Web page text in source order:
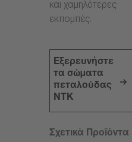
και χαμηλότερες
εκπομπές.
Εξερευνήστε
τα σώματα
πεταλούδας
NTK
Σχετικά Προϊόντα